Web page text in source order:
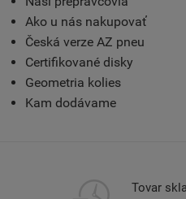
Ako u nás nakupovať
Česká verze AZ pneu
Certifikované disky
Geometria kolies
Kam dodávame
Tovar